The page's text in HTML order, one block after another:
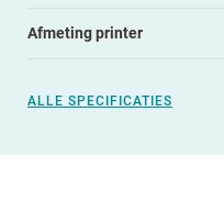
Afmeting printer
ALLE SPECIFICATIES